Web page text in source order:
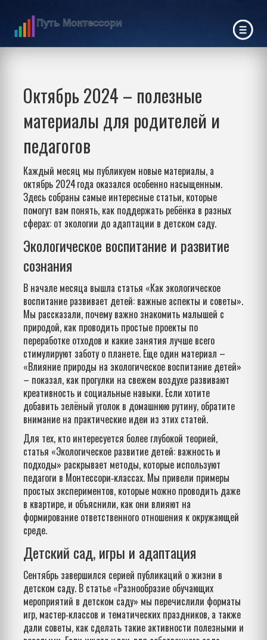
Октябрь 2024 – полезные
материалы для родителей и
педагогов
Каждый месяц мы публикуем новые материалы, а
октябрь 2024 года оказался особенно насыщенным.
Здесь собраны самые интересные статьи, которые
помогут вам понять, как поддержать ребёнка в разных
сферах: от экологии до адаптации в детском саду.
Экологическое воспитание и развитие
сознания
В начале месяца вышла статья «Как экологическое
воспитание развивает детей: важные аспекты и советы».
Мы рассказали, почему важно знакомить малышей с
природой, как проводить простые проекты по
переработке отходов и какие занятия лучше всего
стимулируют заботу о планете. Еще один материал –
«Влияние природы на экологическое воспитание детей»
– показал, как прогулки на свежем воздухе развивают
креативность и социальные навыки. Если хотите
добавить зелёный уголок в домашнюю рутину, обратите
внимание на практические идеи из этих статей.
Для тех, кто интересуется более глубокой теорией,
статья «Экологическое развитие детей: важность и
подходы» раскрывает методы, которые используют
педагоги в Монтессори‑классах. Мы привели примеры
простых экспериментов, которые можно проводить даже
в квартире, и объяснили, как они влияют на
формирование ответственного отношения к окружающей
среде.
Детский сад, игры и адаптация
Сентябрь завершился серией публикаций о жизни в
детском саду. В статье «Разнообразие обучающих
мероприятий в детском саду» мы перечислили форматы
игр, мастер‑классов и тематических праздников, а также
дали советы, как сделать такие активности полезными и